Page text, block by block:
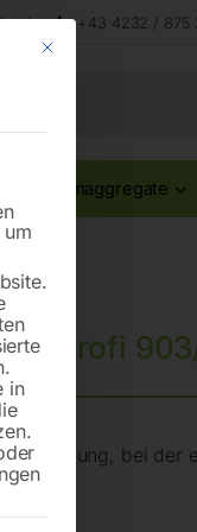
+43 4232 / 875
Stromaggregate
Airprofi
bei der
Mit diesem Button
in